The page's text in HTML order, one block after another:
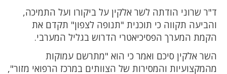
ד"ר שרוני הודתה לשר אלקין על ביקורו ועל התמיכה,
והביעה תקווה כי תוכנית "תנופה לצפון" תקדם את
הקמת המערך הפסיכיאטרי הדרוש בגליל המערבי.
השר אלקין סיכם ואמר כי הוא "מתרשם עמוקות
מהמקצועיות והמסירות של הצוותים במרכז הרפואי מזור",